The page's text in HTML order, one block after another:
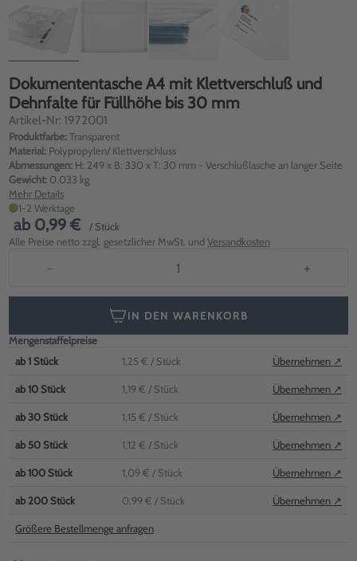
Dokumententasche A4 mit Klettverschluß und
Dehnfalte für Füllhöhe bis 30 mm
Artikel-Nr: 1972001
Produktfarbe:Transparent
Material: Polypropylen/ Klettverschluss
Abmessungen: H: 249 x B: 330 x T: 30 mm - Verschlußlasche an langer Seite
Gewicht: 0.033 kg
Mehr Details
1-2 Werktage
ab 0,99 €
/ Stück
Alle Preise netto zzgl. gesetzlicher MwSt. und Versandkosten
− +
IN DEN WARENKORB
Mengenstaffelpreise
ab1 Stück 1,25 € / Stück Übernehmen ↗
ab10 Stück 1,19 € / Stück Übernehmen ↗
ab30 Stück 1,15 € / Stück Übernehmen ↗
ab 50 Stück 1,12 € / Stück Übernehmen ↗
ab100 Stück 1,09 € / Stück Übernehmen ↗
ab 200 Stück 0,99 € / Stück Übernehmen ↗
Größere Bestellmenge anfragen